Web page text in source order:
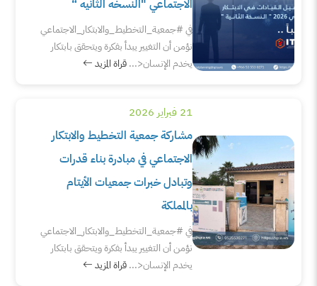
الاجتماعي "النسخه الثانيه “
في ⁧‫#جمعية_التخطيط_والابتكار_الاجتماعي‬⁩
نؤمن أن التغيير يبدأ بفكرة ويتحقق بابتكار
يخدم الإنسان<...قراة المزيد
21 فبراير 2026
مشاركة جمعية التخطيط والابتكار
الاجتماعي في مبادرة بناء قدرات
وتبادل خبرات جمعيات الأيتام
بالمملكة
في ⁧‫#جمعية_التخطيط_والابتكار_الاجتماعي‬⁩
نؤمن أن التغيير يبدأ بفكرة ويتحقق بابتكار
يخدم الإنسان<...قراة المزيد